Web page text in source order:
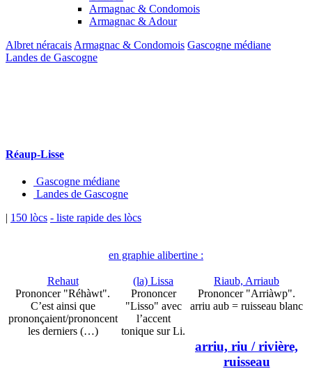
Armagnac & Condomois
Armagnac & Adour
Albret néracais Armagnac & Condomois Gascogne médiane
Landes de Gascogne
Réaup-Lisse
Gascogne médiane
Landes de Gascogne
| 150 lòcs - liste rapide des lòcs
en graphie alibertine :
Rehaut
Prononcer "Réhàwt".
C’est ainsi que
prononçaient/prononcent
les derniers (…)
(la) Lissa
Prononcer
"Lisso" avec
l’accent
tonique sur Li.
Riaub, Arriaub
Prononcer "Arriàwp".
arriu aub = ruisseau blanc
arriu, riu / rivière,
ruisseau